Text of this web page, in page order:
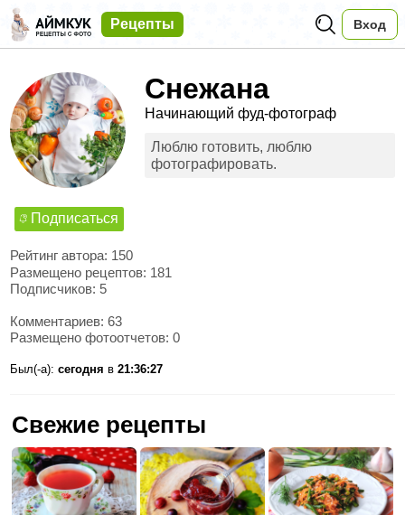
Рецепты Вход
Снежана
Начинающий фуд-фотограф
Люблю готовить, люблю
фотографировать.
Подписаться
Рейтинг автора: 150
Размещено рецептов: 181
Подписчиков: 5
Комментариев: 63
Размещено фотоотчетов: 0
Был(-а):сегодня в21:36:27
Свежие рецепты